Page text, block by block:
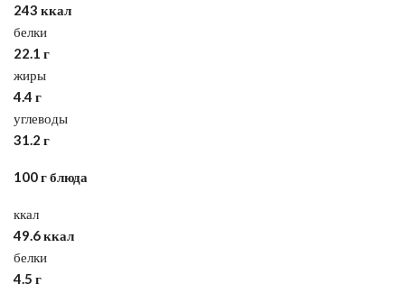
243 ккал
белки
22.1 г
жиры
4.4 г
углеводы
31.2 г
100 г блюда
ккал
49.6 ккал
белки
4.5 г